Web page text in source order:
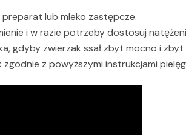
lub mleko zastępcze.
i w razie potrzeby dostosuj
gdyby zwierzak ssał zbyt mocno i
z powyższymi instrukcjami